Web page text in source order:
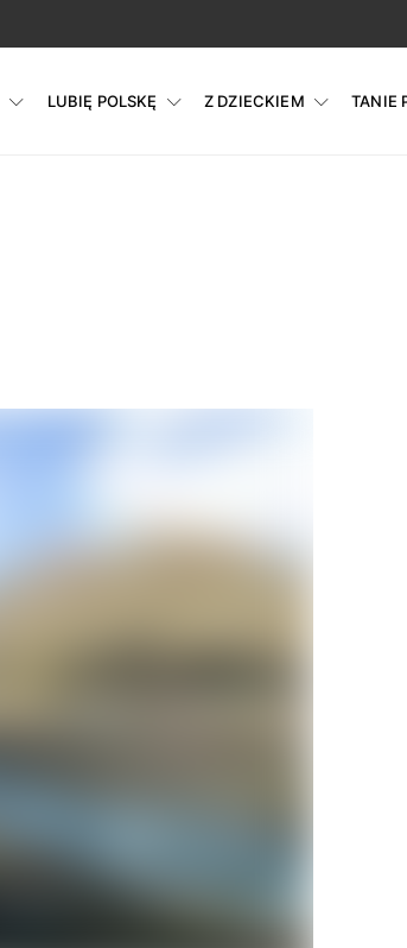
LUBIĘ POLSKĘ Z DZIECKIEM TANIE